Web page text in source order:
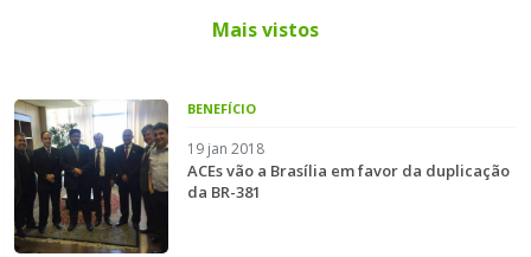
Mais vistos
BENEFÍCIO
19 jan 2018
ACEs vão a Brasília em favor da duplicação
da BR-381